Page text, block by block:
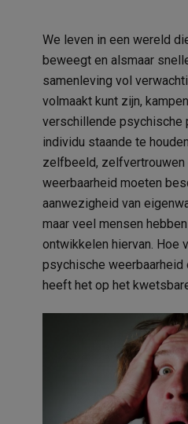
We leven in een wereld
beweegt en alsmaar
samenleving vol
volmaakt kunt zijn,
verschillende psychische
individu staande te
zelfbeeld, zelfvertrouwen
weerbaarheid moeten
aanwezigheid van
maar veel mensen
ontwikkelen hiervan. Hoe
psychische weerbaarheid
heeft het op het